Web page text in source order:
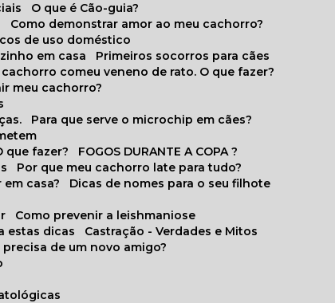
O que é Cão-guia?
Como demonstrar amor ao meu cachorro?
de uso doméstico
em casa
Primeiros socorros para cães
cachorro comeu veneno de rato. O que fazer?
meu cachorro?
Para que serve o microchip em cães?
que fazer?
FOGOS DURANTE A COPA ?
Por que meu cachorro late para tudo?
em casa?
Dicas de nomes para o seu filhote
Como prevenir a leishmaniose
estas dicas
Castração - Verdades e Mitos
precisa de um novo amigo?